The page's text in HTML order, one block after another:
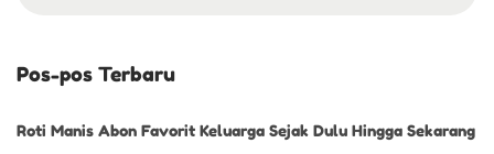
Pos-pos Terbaru
Roti Manis Abon Favorit Keluarga Sejak Dulu Hingga Sekarang